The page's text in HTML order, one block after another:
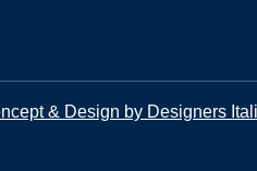
& Design by Designers